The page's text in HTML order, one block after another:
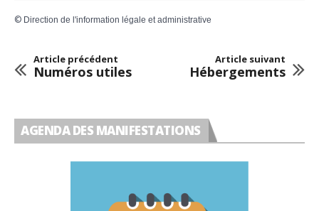
© Direction de l'information légale et administrative
Article précédent
Numéros utiles
Article suivant
Hébergements
AGENDA DES MANIFESTATIONS